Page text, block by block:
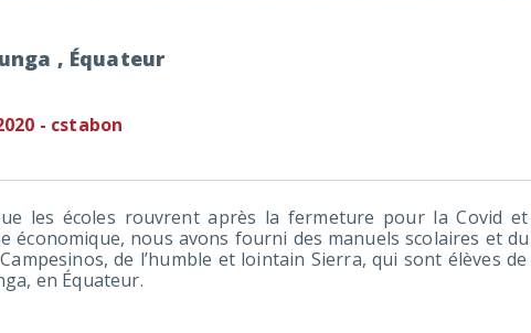
, Équateur
- cstabon
les écoles rouvrent après la fermeture pour la Covid
économique, nous avons fourni des manuels scolaires et
de l’humble et lointain Sierra, qui sont élèves
en Équateur.